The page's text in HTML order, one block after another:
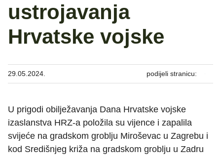
ustrojavanja
Hrvatske vojske
29.05.2024. podijeli stranicu:
U prigodi obilježavanja Dana Hrvatske vojske
izaslanstva HRZ-a položila su vijence i zapalila
svijeće na gradskom groblju Miroševac u Zagrebu i
kod Središnjeg križa na gradskom groblju u Zadru